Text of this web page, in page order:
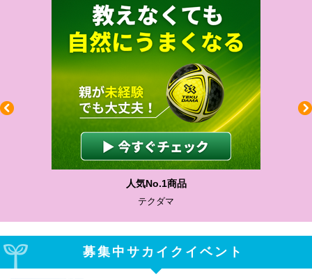
人気No.1商品
テクダマ
募集中サカイクイベント